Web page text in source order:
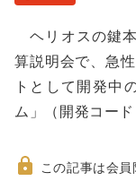
に
動
ヘリオスの鍵
算説明会で、急
トとして開発中
ム」（開発コー
この記事は会員